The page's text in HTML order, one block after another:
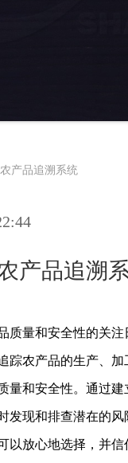
产品追溯系统
产品追溯
质量和安全性的关
踪农产品的生产、
量和安全性。通过
发现和排查潜在的
以放心地选择，并信